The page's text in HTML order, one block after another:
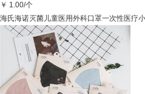
￥ 1.00/个
海氏海诺灭菌儿童医用外科口罩一次性医疗